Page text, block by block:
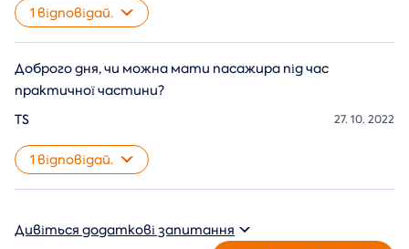
1 відповідай.
Доброго дня, чи можна мати пасажира під час
практичної частини?
27. 10. 2022
TS
1 відповідай.
Дивіться додаткові запитання